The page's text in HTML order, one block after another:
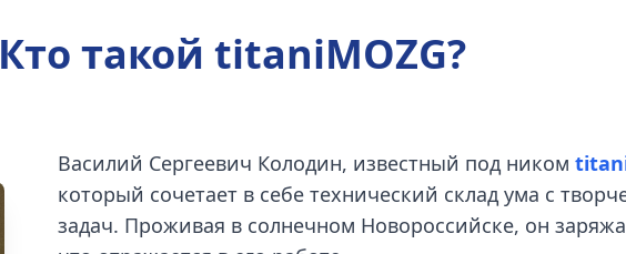
Кто такой titaniMOZG?
Василий Сергеевич Колодин, известный под ником
который сочетает в себе технический склад ума с
задач. Проживая в солнечном Новороссийске, он